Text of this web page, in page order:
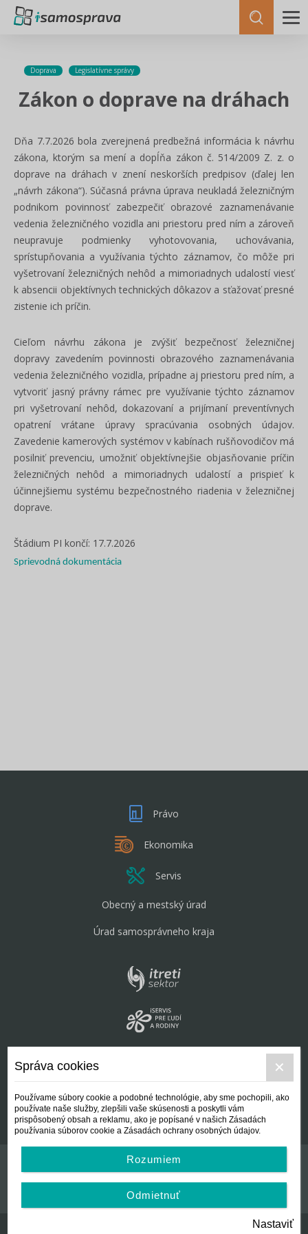
Doprava Legislatívne správy
Zákon o doprave na dráhach
Dňa 7.7.2026 bola zverejnená predbežná informácia k návrhu
zákona, ktorým sa mení a dopĺňa zákon č. 514/2009 Z. z. o
doprave na dráhach v znení neskorších predpisov (ďalej len
„návrh zákona“). Súčasná právna úprava neukladá železničným
podnikom povinnosť zabezpečiť obrazové zaznamenávanie
vedenia železničného vozidla ani priestoru pred ním a zároveň
neupravuje podmienky vyhotovovania, uchovávania,
sprístupňovania a využívania týchto záznamov, čo môže pri
vyšetrovaní železničných nehôd a mimoriadnych udalostí viesť
k absencii objektívnych technických dôkazov a sťažovať presné
zistenie ich príčin.
Cieľom návrhu zákona je zvýšiť bezpečnosť železničnej
dopravy zavedením povinnosti obrazového zaznamenávania
vedenia železničného vozidla, prípadne aj priestoru pred ním, a
vytvoriť jasný právny rámec pre využívanie týchto záznamov
pri vyšetrovaní nehôd, dokazovaní a prijímaní preventívnych
opatrení vrátane úpravy spracúvania osobných údajov.
Zavedenie kamerových systémov v kabínach rušňovodičov má
posilniť prevenciu, umožniť objektívnejšie objasňovanie príčin
železničných nehôd a mimoriadnych udalostí a prispieť k
účinnejšiemu systému bezpečnostného riadenia v železničnej
doprave.
Štádium PI končí: 17.7.2026
Sprievodná dokumentácia
Právo
Ekonomika
Servis
Obecný a mestský úrad
Úrad samosprávneho kraja
Kontakt
Všeobecné podmienky
Správa cookies
Používame súbory cookie a podobné technológie, aby sme pochopili, ako
používate naše služby, zlepšili vaše skúsenosti a poskytli vám
prispôsobený obsah a reklamu, ako je popísané v našich Zásadách
používania súborov cookie a Zásadách ochrany osobných údajov.
Rozumiem
Odmietnuť
Nastaviť